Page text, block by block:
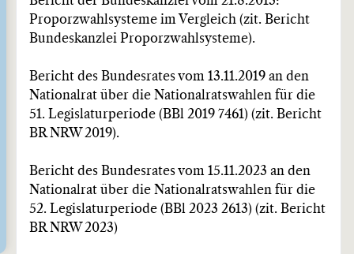
Proporzwahlsysteme im Vergleich (zit. Bericht
Bundeskanzlei Proporzwahlsysteme).
Bericht des Bundesrates vom 13.11.2019 an den
Nationalrat über die Nationalratswahlen für die
51. Legislaturperiode (BBl 2019 7461) (zit. Bericht
BR NRW 2019).
Bericht des Bundesrates vom 15.11.2023 an den
Nationalrat über die Nationalratswahlen für die
52. Legislaturperiode (BBl 2023 2613) (zit. Bericht
BR NRW 2023)